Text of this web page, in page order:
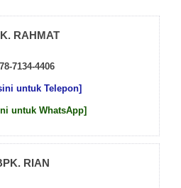
RAHMAT
7134-4406
untuk Telepon]
untuk WhatsApp]
RIAN